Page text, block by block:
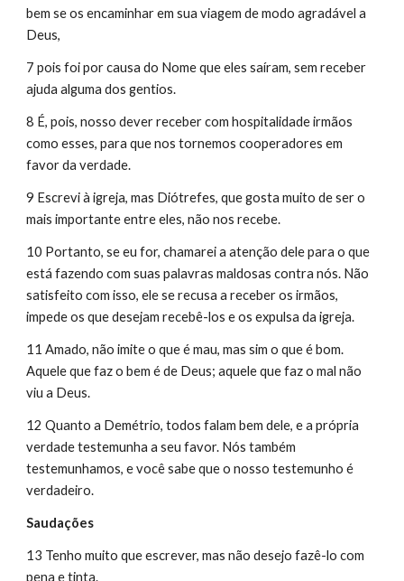
bem se os encaminhar em sua viagem de modo agradável a
Deus,
7 pois foi por causa do Nome que eles saíram, sem receber
ajuda alguma dos gentios.
8 É, pois, nosso dever receber com hospitalidade irmãos
como esses, para que nos tornemos cooperadores em
favor da verdade.
9 Escrevi à igreja, mas Diótrefes, que gosta muito de ser o
mais importante entre eles, não nos recebe.
10 Portanto, se eu for, chamarei a atenção dele para o que
está fazendo com suas palavras maldosas contra nós. Não
satisfeito com isso, ele se recusa a receber os irmãos,
impede os que desejam recebê-los e os expulsa da igreja.
11 Amado, não imite o que é mau, mas sim o que é bom.
Aquele que faz o bem é de Deus; aquele que faz o mal não
viu a Deus.
12 Quanto a Demétrio, todos falam bem dele, e a própria
verdade testemunha a seu favor. Nós também
testemunhamos, e você sabe que o nosso testemunho é
verdadeiro.
Saudações
13 Tenho muito que escrever, mas não desejo fazê-lo com
pena e tinta.